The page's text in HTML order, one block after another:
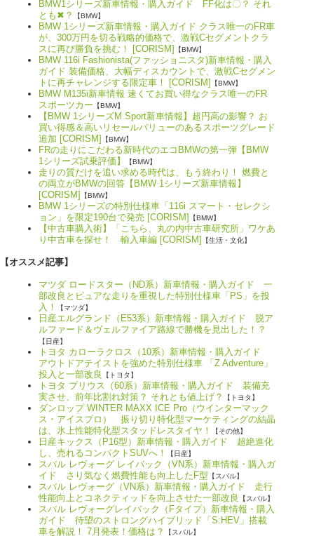
BMW1シリーズ新車情報・購入ガイド FF化は〇？ それ
とも✖？
【BMW】
BMW 1シリーズ新車情報・購入ガイド クラス唯一のFR車
が、300万円を切る戦略的価格で、激戦Cセグメントクラ
スに再び勝負を挑む！ [CORISM]
【BMW】
BMW 116i Fashionista(ファッショニスタ)新車情報・購入
ガイド 装備価格、大幅ディスカウントで、激戦Cセグメン
トに再チャレンジする限定車！ [CORISM]
【BMW】
BMW M135i新車情報 速くてお買い得なクラス唯一のFR
スポーツカー 【BMW】
【BMW 1シリーズM Sport新車情報】超円高の影響？ お
買い得感＆高いリセールバリューのあるスポーツグレード
追加 [CORISM]
【BMW】
FRの走りにこだわる新時代のエコBMWの第一弾【BMW
1シリーズ試乗評価】
【BMW】
走りの質だけを追い求める時代は、もう終わり！ 燃費と
の両立がBMWの回答【BMW 1シリーズ新車情報】
[CORISM]
【BMW】
BMW 1シリーズの特別仕様車「116i スマート・セレクシ
ョン」を限定190台で発売 [CORISM]
【BMW】
【中古車購入術】「こちら、丸の内中古車研究所」ワケあ
り中古車を探せ！ 輸入車編 [CORISM]
【生活・文化】
【オススメ記事】
マツダ ロードスター（ND系）新車情報・購入ガイド 一
部改良とピュアな走りを重視した特別仕様車「PS」を投
入！
【マツダ】
日産エルグランド（E53系）新車情報・購入ガイド 脱ア
ルファード＆ヴェルファイア路線で勝機を見出した！？
【日産】
トヨタ カローラクロス（10系）新車情報・購入ガイド
アウトドアテイストを強めた特別仕様車 「Z Adventure」
投入と一部改良
【トヨタ】
トヨタ プリウス（60系）新車情報・購入ガイド 装備充
実させ、前年比割れ対策？ それとも値上げ？
【トヨタ】
ダンロップ WINTER MAXX ICE Pro（ウインターマック
ス・アイスプロ） 振り切り特化型マーケティングの結晶
は、氷上性能特化型スタッドレスタイヤ！
【その他】
日産キックス（P16型）新車情報・購入ガイド 超絶進化
し、売れるコンパクトSUVへ！
【日産】
スバル レヴォーグ レイバック（VN系）新車情報・購入ガ
イド さり気なく燃費性能も向上したF型 【スバル】
スバル レヴォーグ（VN系）新車情報・購入ガイド 走行
性能向上とコネクティッドを向上させた一部改良
【スバル】
スバル レヴォーグレイバック（Fタイプ）新車情報・購入
ガイド 待望のストロングハイブリッド「S:HEV」搭載
車を解説！ 7月発表！価格は？
【スバル】